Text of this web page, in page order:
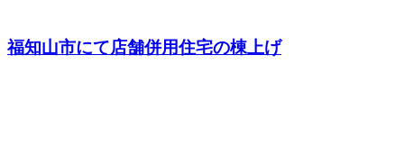
福知山市にて店舗併用住宅の棟上げ